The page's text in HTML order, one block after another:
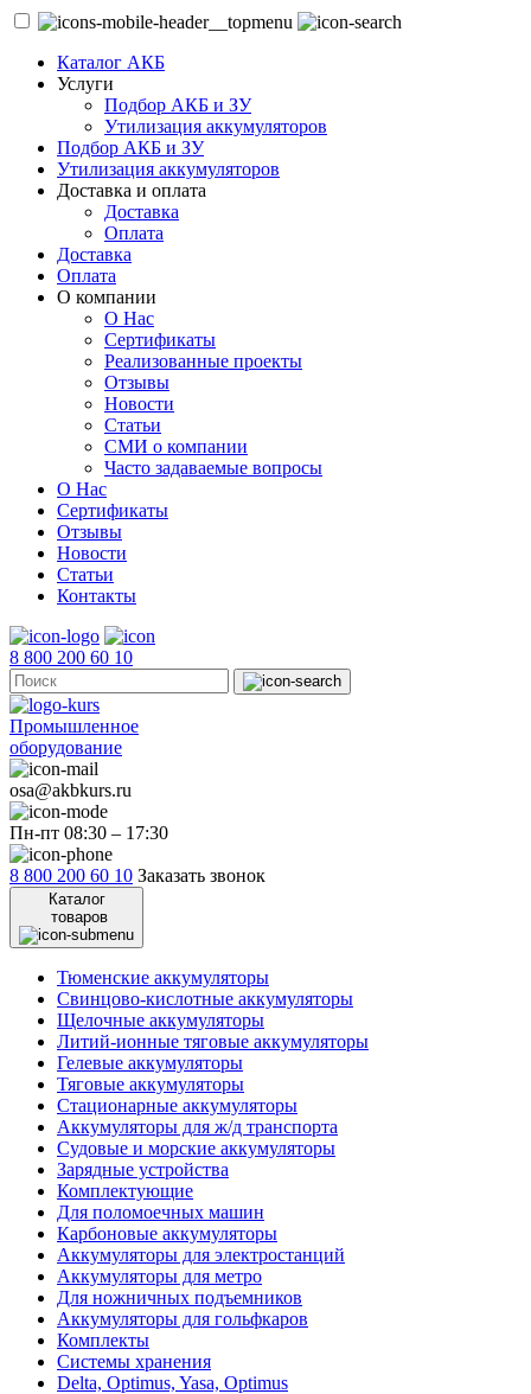
Каталог АКБ
Услуги
Подбор АКБ и ЗУ
Утилизация аккумуляторов
Подбор АКБ и ЗУ
Утилизация аккумуляторов
Доставка и оплата
Доставка
Оплата
Доставка
Оплата
О компании
О Нас
Сертификаты
Реализованные проекты
Отзывы
Новости
Статьи
СМИ о компании
Часто задаваемые вопросы
О Нас
Сертификаты
Отзывы
Новости
Статьи
Контакты
8 800 200 60 10
Промышленное
оборудование
osa@akbkurs.ru
Пн-пт 08:30 – 17:30
8 800 200 60 10 Заказать звонок
Каталог
товаров
Тюменские аккумуляторы
Свинцово-кислотные аккумуляторы
Щелочные аккумуляторы
Литий-ионные тяговые аккумуляторы
Гелевые аккумуляторы
Тяговые аккумуляторы
Стационарные аккумуляторы
Аккумуляторы для ж/д транспорта
Судовые и морские аккумуляторы
Зарядные устройства
Комплектующие
Для поломоечных машин
Карбоновые аккумуляторы
Аккумуляторы для электростанций
Аккумуляторы для метро
Для ножничных подъемников
Аккумуляторы для гольфкаров
Комплекты
Системы хранения
Delta, Optimus, Yasa, Optimus